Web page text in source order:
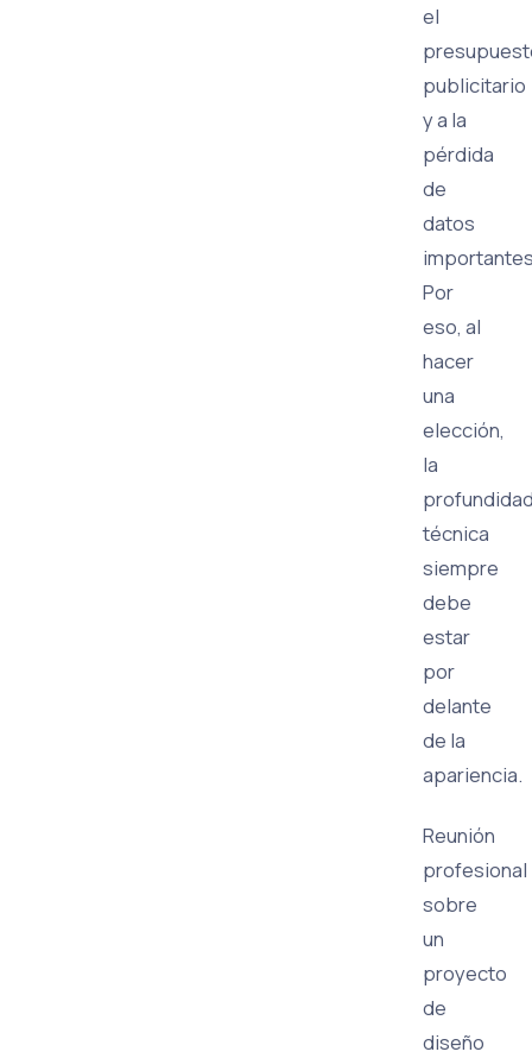
el
publicitario
y a la
pérdida
de
datos
Por
eso, al
hacer
una
elección,
la
técnica
siempre
debe
estar
por
delante
de la
apariencia.
Reunión
profesional
sobre
un
proyecto
de
diseño